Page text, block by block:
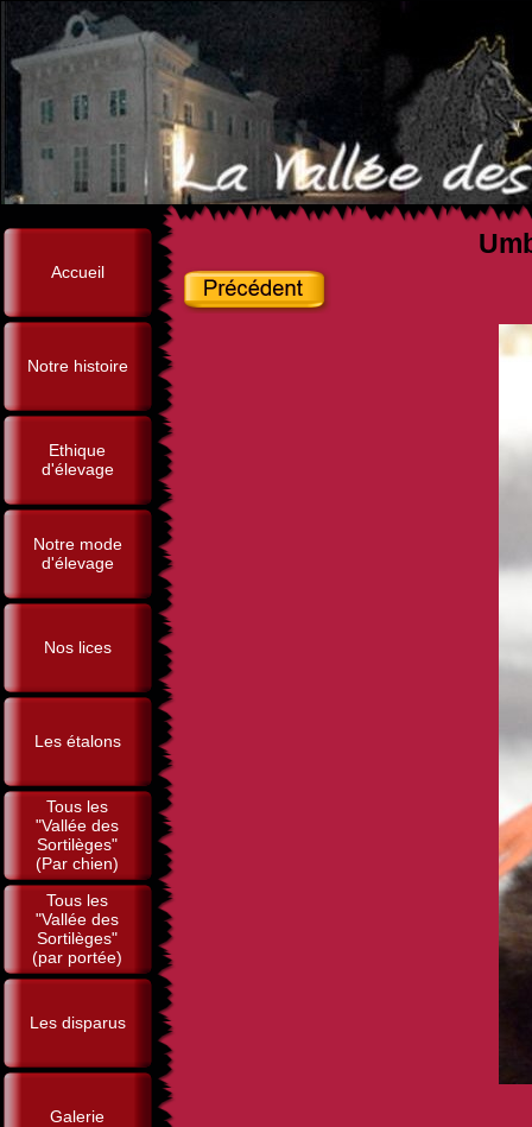
Accueil
Notre histoire
Ethique
d'élevage
Notre mode
d'élevage
Nos lices
Les étalons
Tous les
"Vallée des
Sortilèges"
(Par chien)
Tous les
"Vallée des
Sortilèges"
(par portée)
Les disparus
Galerie